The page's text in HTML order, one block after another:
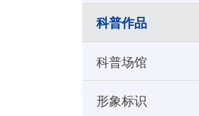
科普作品
科普场馆
形象标识